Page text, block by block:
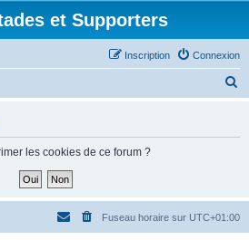
et Supporters
Connexion
Inscription
h
les cookies de ce forum ?
Fuseau horaire sur UTC+01:00